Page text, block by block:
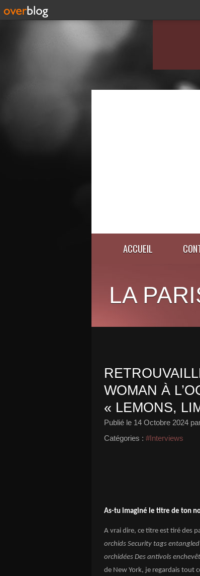
ACCUEIL
LA
WOMAN À
« LEMONS,
Publié le 14 Octobre 2024
Catégories : #Interviews
As-tu imaginé le titre de ton
A vrai dire, ce titre est tiré des
orchids Security tags
orchidées Des antivols
de New York, je regardais tout